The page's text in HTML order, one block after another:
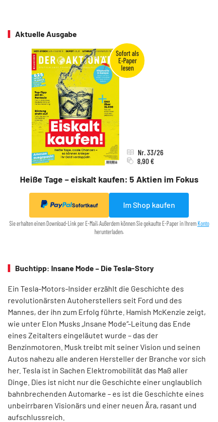
Aktuelle Ausgabe
Heiße Tage – eiskalt kaufen: 5 Aktien im Fokus
Nr. 33/26
8,90 €
Sofortkauf Im Shop kaufen
Sie erhalten einen Download-Link per E-Mail. Außerdem können Sie gekaufte E-Paper in IhremKonto
herunterladen.
Buchtipp: Insane Mode – Die Tesla-Story
Ein Tesla-Motors-Insider erzählt die Geschichte des
revolutionärsten Autoherstellers seit Ford und des
Mannes, der ihn zum Erfolg führte. Hamish McKenzie zeigt,
wie unter Elon Musks „Insane Mode“-Leitung das Ende
eines Zeitalters eingeläutet wurde – das der
Benzinmotoren. Musk treibt mit seiner Vision und seinen
Autos nahezu alle anderen Hersteller der Branche vor sich
her. Tesla ist in Sachen Elektromobilität das Maß aller
Dinge. Dies ist nicht nur die Geschichte einer unglaublich
bahnbrechenden Automarke – es ist die Geschichte eines
unbeirrbaren Visionärs und einer neuen Ära, rasant und
aufschlussreich.